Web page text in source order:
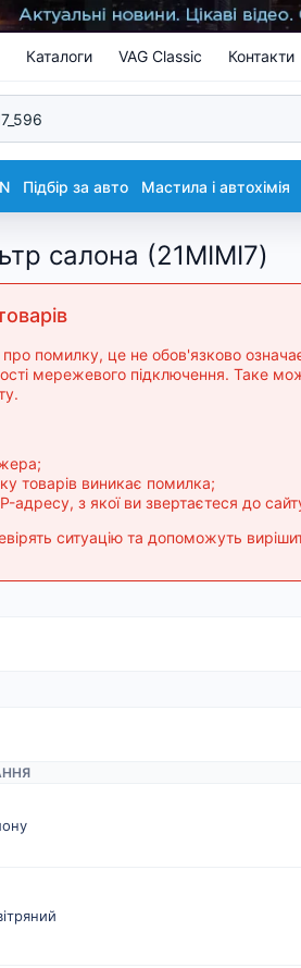
Каталоги VAG Classic Контакти
Підбір за авто Мастила і автохімія
салона (21MIMI7)
помилку, це не обов'язково
мережевого підключення. Таке
товарів виникає помилка;
адресу, з якої ви звертаєтеся до
ситуацію та допоможуть